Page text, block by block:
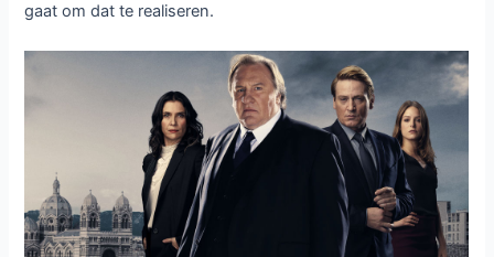
gaat om dat te realiseren.